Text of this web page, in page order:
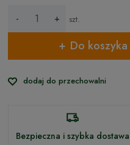
- + szt.
Do koszyka
dodaj do przechowalni
Bezpieczna i szybka dostawa